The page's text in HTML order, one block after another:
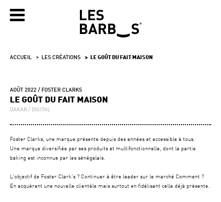
ACCUEIL LES CRÉATIONS LE GOÛT DU FAIT MAISON
AOÛT 2022 FOSTER CLARKS
LE GOÛT DU FAIT MAISON
DAKAR DIGITAL
Foster Clarks, une marque présente depuis des années et accessible à tous.
Une marque diversifiée par ses produits et multifonctionnelle, dont la partie
baking est inconnue par les sénégalais.
L'objectif de Foster Clark's ? Continuer à être leader sur le marché Comment ?
En acquérant une nouvelle clientèle mais surtout en fidélisant celle déjà présente.